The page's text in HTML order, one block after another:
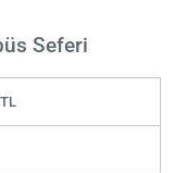
Seferi